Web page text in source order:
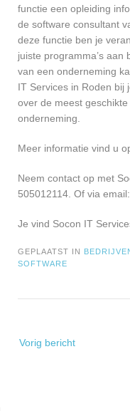
functie een opleiding
de software consultant
deze functie ben je
juiste programma’s aan
van een onderneming
IT Services in Roden bij
over de meest
onderneming.
Meer informatie vind u
Neem contact op met
505012114. Of via email:
Je vind Socon IT
GEPLAATST IN
SOFTWARE
navigatie
Vorig bericht